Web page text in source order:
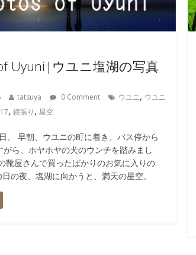
Uyuni|ウユニ塩湖の写真
tatsuya 0 Comment ウユニ, ウユニ
, 鏡張り , 星空
。 早朝、ウユニの町に着き、バス停から
がら、ホヤホヤの犬のウンチを踏みまし
靴屋さんで買ったばかりのお気に入りの
の夜、塩湖に向かうと、満天の星空。